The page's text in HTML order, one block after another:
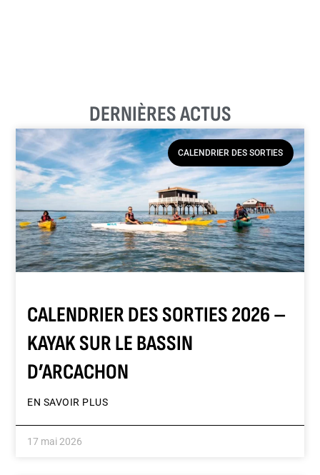
DERNIÈRES ACTUS
CALENDRIER DES SORTIES
CALENDRIER DES SORTIES 2026 –
KAYAK SUR LE BASSIN
D’ARCACHON
EN SAVOIR PLUS
17 mai 2026